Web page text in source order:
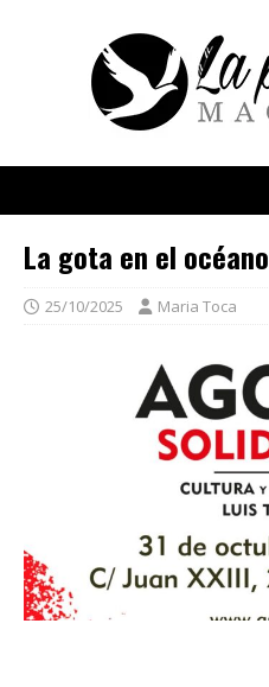
La gota en el océano
25/10/2025 Maria Toca